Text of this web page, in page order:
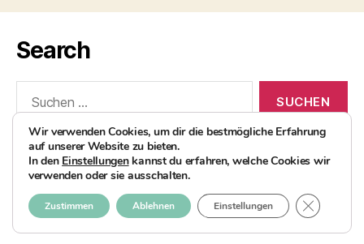
Search
nach:
© 2026AvocadoBanane Foodblog
Impressum
Wir verwenden Cookies, um dir die bestmögliche Erfahrung
auf unserer Website zu bieten.
In den Einstellungenkannst du erfahren, welche Cookies wir
verwenden oder sie ausschalten.
Zustimmen Ablehnen Einstellungen GDPR